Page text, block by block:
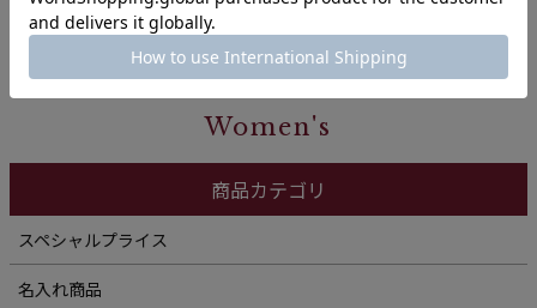
シリーズ一覧
Women's
商品カテゴリ
スペシャルプライス
名入れ商品